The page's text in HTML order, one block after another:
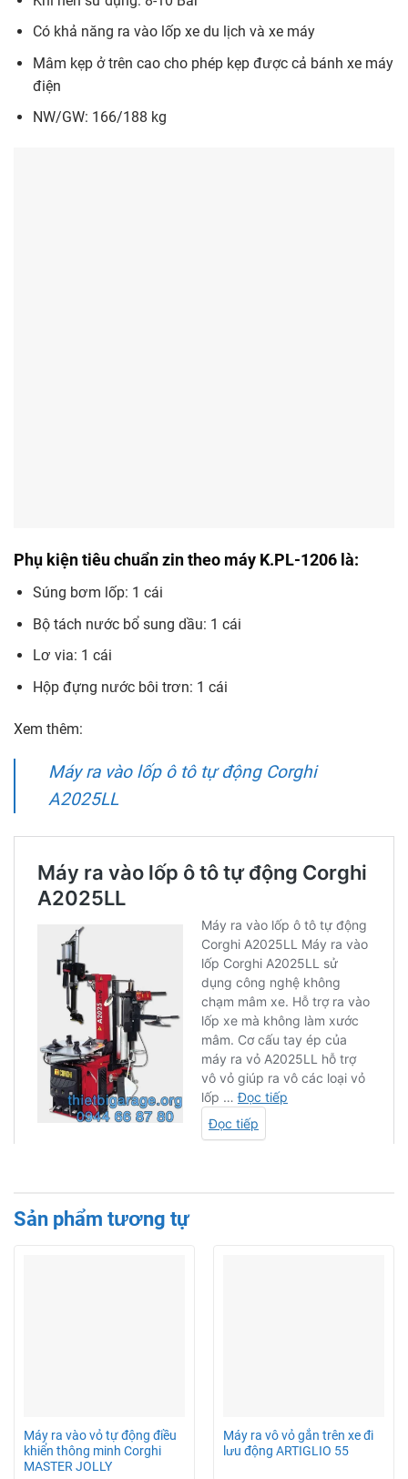
Có khả năng ra vào lốp xe du lịch và xe máy
Mâm kẹp ở trên cao cho phép kẹp được cả bánh xe máy
điện
NW/GW: 166/188 kg
Phụ kiện tiêu chuẩn zin theo máy K.PL-1206 là:
Súng bơm lốp: 1 cái
Bộ tách nước bổ sung dầu: 1 cái
Lơ via: 1 cái
Hộp đựng nước bôi trơn: 1 cái
Xem thêm:
Máy ra vào lốp ô tô tự động Corghi
A2025LL
Sản phẩm tương tự
Máy ra vào vỏ tự động điều
khiển thông minh Corghi
MASTER JOLLY
Máy ra vô vỏ gắn trên xe đi
lưu động ARTIGLIO 55